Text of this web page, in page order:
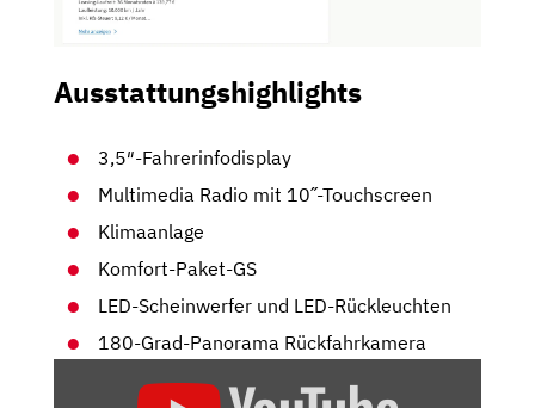
Ausstattungshighlights
3,5″-Fahrerinfodisplay
Multimedia Radio mit 10˝-Touchscreen
Klimaanlage
Komfort-Paket-GS
LED-Scheinwerfer und LED-Rückleuchten
180-Grad-Panorama Rückfahrkamera